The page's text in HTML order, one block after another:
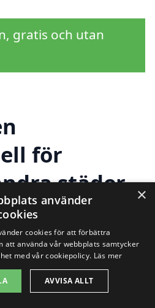
gratis och utan
för
städer
Sandby
investering för
rätt företag för
×
använder
cookies för att förbättra
att använda vår webbplats samtycker
med vår cookiepolicy. Läs mer
AVVISA ALLT